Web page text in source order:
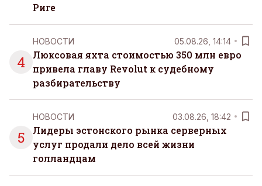
Риге
4
НОВОСТИ 05.08.26, 14:14
Люксовая яхта стоимостью 350 млн евро
привела главу Revolut к судебному
разбирательству
5
НОВОСТИ 03.08.26, 18:42
Лидеры эстонского рынка серверных
услуг продали дело всей жизни
голландцам